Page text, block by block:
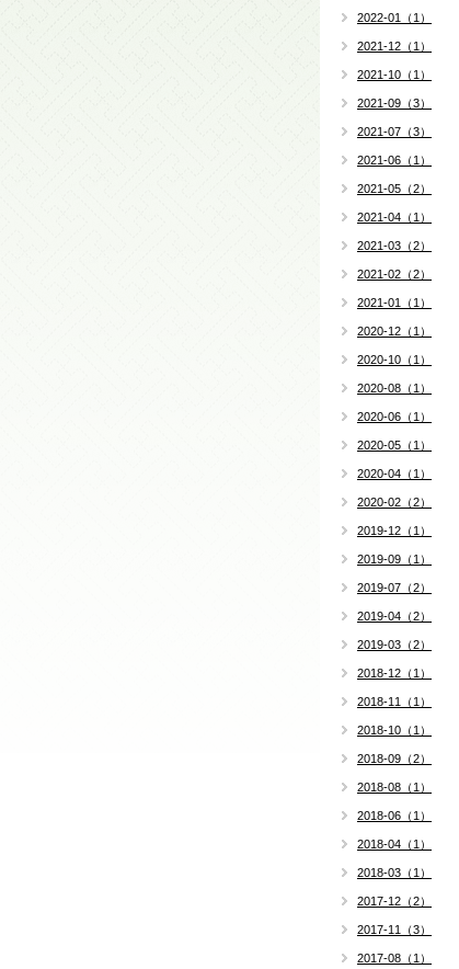
2022-01（1）
2021-12（1）
2021-10（1）
2021-09（3）
2021-07（3）
2021-06（1）
2021-05（2）
2021-04（1）
2021-03（2）
2021-02（2）
2021-01（1）
2020-12（1）
2020-10（1）
2020-08（1）
2020-06（1）
2020-05（1）
2020-04（1）
2020-02（2）
2019-12（1）
2019-09（1）
2019-07（2）
2019-04（2）
2019-03（2）
2018-12（1）
2018-11（1）
2018-10（1）
2018-09（2）
2018-08（1）
2018-06（1）
2018-04（1）
2018-03（1）
2017-12（2）
2017-11（3）
2017-08（1）